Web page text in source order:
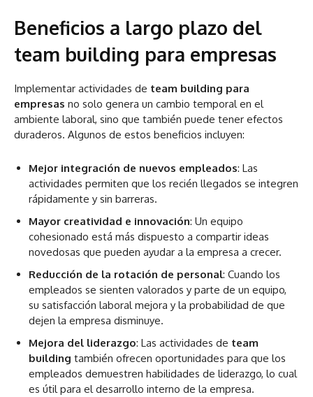
Beneficios a largo plazo del
team building para empresas
Implementar actividades de team building para
empresas no solo genera un cambio temporal en el
ambiente laboral, sino que también puede tener efectos
duraderos. Algunos de estos beneficios incluyen:
Mejor integración de nuevos empleados: Las
actividades permiten que los recién llegados se integren
rápidamente y sin barreras.
Mayor creatividad e innovación: Un equipo
cohesionado está más dispuesto a compartir ideas
novedosas que pueden ayudar a la empresa a crecer.
Reducción de la rotación de personal: Cuando los
empleados se sienten valorados y parte de un equipo,
su satisfacción laboral mejora y la probabilidad de que
dejen la empresa disminuye.
Mejora del liderazgo: Las actividades de team
building también ofrecen oportunidades para que los
empleados demuestren habilidades de liderazgo, lo cual
es útil para el desarrollo interno de la empresa.